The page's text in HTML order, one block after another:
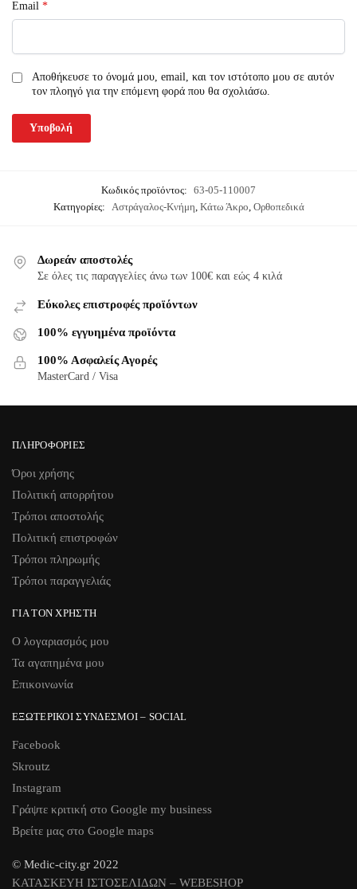
Email *
Αποθήκευσε το όνομά μου, email, και τον ιστότοπο μου σε αυτόν
τον πλοηγό για την επόμενη φορά που θα σχολιάσω.
Κωδικός προϊόντος: 63-05-110007
Κατηγορίες: Αστράγαλος-Κνήμη, Κάτω Άκρο, Ορθοπεδικά
Δωρεάν αποστολές
Σε όλες τις παραγγελίες άνω των 100€ και εώς 4 κιλά
Εύκολες επιστροφές προϊόντων
100% εγγυημένα προϊόντα
100% Ασφαλείς Αγορές
MasterCard / Visa
ΠΛΗΡΟΦΟΡΊΕΣ
Όροι χρήσης
Πολιτική απορρήτου
Τρόποι αποστολής
Πολιτική επιστροφών
Τρόποι πληρωμής
Τρόποι παραγγελιάς
ΓΙΑ ΤΟΝ ΧΡΉΣΤΗ
Ο λογαριασμός μου
Τα αγαπημένα μου
Επικοινωνία
ΕΞΩΤΕΡΙΚΟΊ ΣΎΝΔΕΣΜΟΙ – SOCIAL
Facebook
Skroutz
Instagram
Γράψτε κριτική στο Google my business
Βρείτε μας στο Google maps
© Medic-city.gr 2022
ΚΑΤΑΣΚΕΥΗ ΙΣΤΟΣΕΛΙΔΩΝ – WEBESHOP